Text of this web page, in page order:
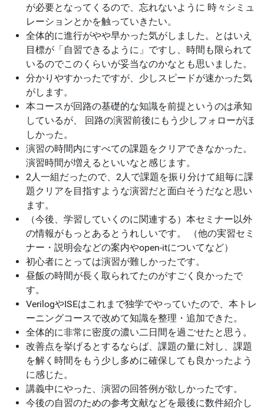
が必要となってくるので、忘れないように 時々シミュ
レーションとかを触っていきたい。
全体的に進行がやや早かった気がしました。とはいえ
目標が「自習できるように」ですし、時間も限られて
いるのでこのくらいが妥当なのかなとも思いました。
分かりやすかったですが、少しスピードが速かった気
がします。
本コースが回路の基礎的な知識を前提というのは承知
しているが、 回路の演習前後にもう少しフォローがほ
しかった。
演習の時間内にすべての課題をクリアできなかった。
演習時間が増えるといいなと感じます。
2人一組だったので、2人で課題を振り分けて組毎に課
題クリアを目指すような演習だと面白そうだなと思い
ます。
（今後、学習していくのに関連する）本セミナー以外
の情報がもっとあるとうれしいです。 （他の実習セミ
ナー・説明会などの案内やopen-itについてなど）
初心者にとっては演習が難しかったです。
昼飯の時間が長く取られてたのがすごく良かったで
す。
VerilogやISEはこれまで独学でやっていたので、本トレ
ーニングコースで改めて知識を整理・追加できた。
全体的に非常に密度の濃い二日間を過ごせたと思う。
改善点を挙げるとするならば、課題の量に対し、課題
を解く時間をもう少し多めに確保しても良かったよう
に感じた。
講義中にやった、演習の回答例が欲しかったです。
今後の自習のための参考文献などを最後に数件紹介し